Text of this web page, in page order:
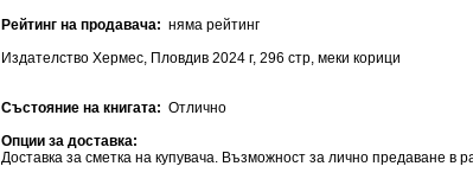
Рейтинг на продавача: няма рейтинг
Издателство Хермес, Пловдив 2024 г, 296 стр, меки корици
Състояние на книгата: Отлично
Опции за доставка:
Доставка за сметка на купувача. Възможност за лично предаване в